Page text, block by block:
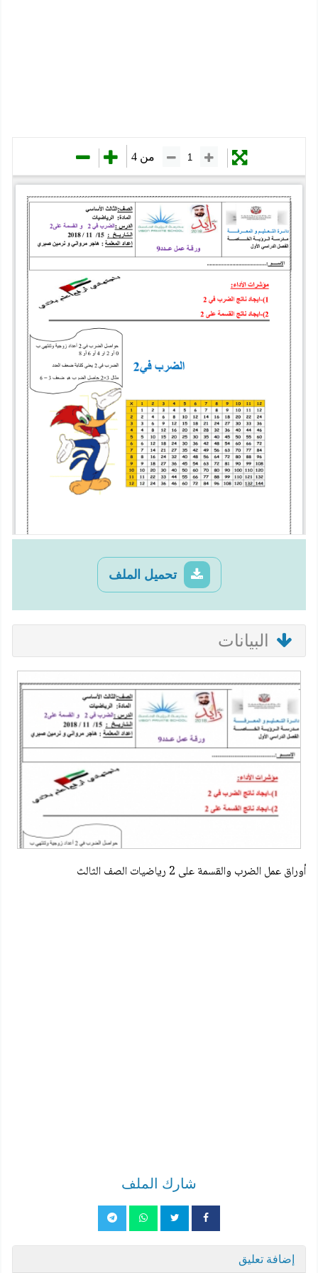
تحميل الملف
البيانات
أوراق عمل الضرب والقسمة على 2 رياضيات الصف الثالث
شارك الملف
إضافة تعليق